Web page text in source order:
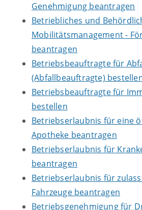
Genehmigung beantragen
Betriebliches und
Mobilitätsmanagement -
beantragen
Betriebsbeauftragte für
(Abfallbeauftragte)
Betriebsbeauftragte für
bestellen
Betriebserlaubnis für eine
Apotheke beantragen
Betriebserlaubnis für
beantragen
Betriebserlaubnis für
Fahrzeuge beantragen
Betriebsgenehmigung für